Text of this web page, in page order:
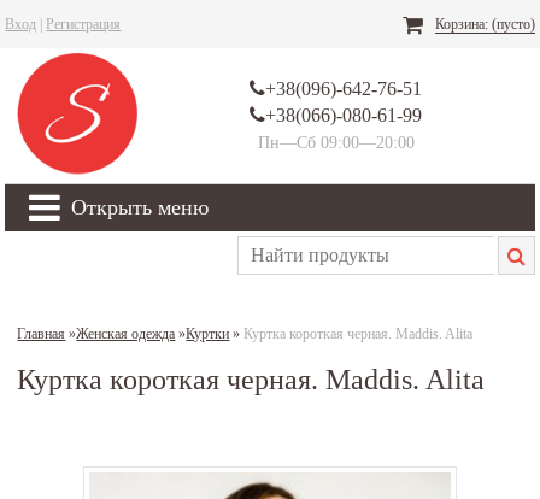
Вход Регистрация Корзина: (пусто)
+38(096)-642-76-51
+38(066)-080-61-99
Пн—Сб 09:00—20:00
Открыть меню
Главная »Женская одежда »Куртки » Куртка короткая черная. Maddis. Alita
Куртка короткая черная. Maddis. Alita